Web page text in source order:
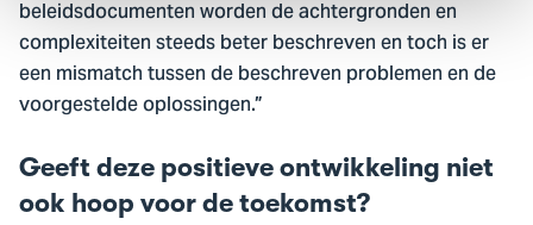
beleidsdocumenten worden de achtergronden en
complexiteiten steeds beter beschreven en toch is er
een mismatch tussen de beschreven problemen en de
voorgestelde oplossingen.”
Geeft deze positieve ontwikkeling niet
ook hoop voor de toekomst?